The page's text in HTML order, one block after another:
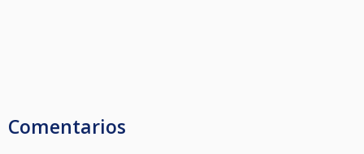
Comentarios